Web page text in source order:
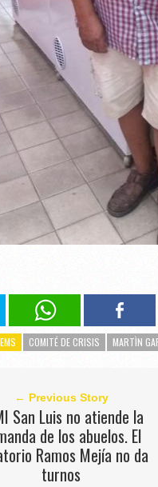
COMITÉ DE CRISIS MARTÌN
← Previous Story
San Luis no atiende la
de los abuelos. El
Ramos Mejía no da
turnos